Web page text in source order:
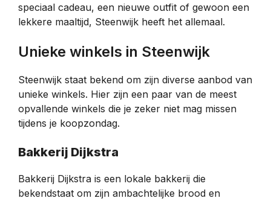
speciaal cadeau, een nieuwe outfit of gewoon een
lekkere maaltijd, Steenwijk heeft het allemaal.
Unieke winkels in Steenwijk
Steenwijk staat bekend om zijn diverse aanbod van
unieke winkels. Hier zijn een paar van de meest
opvallende winkels die je zeker niet mag missen
tijdens je koopzondag.
Bakkerij Dijkstra
Bakkerij Dijkstra is een lokale bakkerij die
bekendstaat om zijn ambachtelijke brood en